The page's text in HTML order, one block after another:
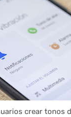
crear tonos